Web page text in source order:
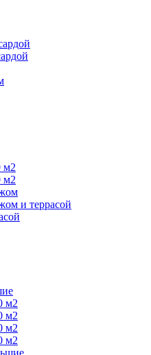
м2
м2
и террасой
м2
м2
м2
м2